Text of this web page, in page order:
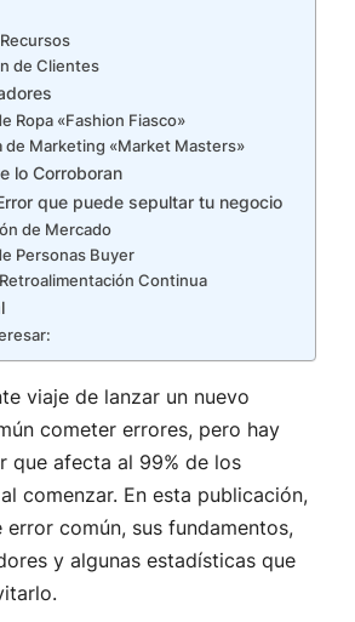
de Clientes
Ropa «Fashion Fiasco»
de Marketing «Market Masters»
lo Corroboran
que puede sepultar tu negocio
de Mercado
Personas Buyer
Continua
viaje de lanzar un nuevo
cometer errores, pero hay
que afecta al 99% de los
comenzar. En esta publicación,
error común, sus fundamentos,
y algunas estadísticas que